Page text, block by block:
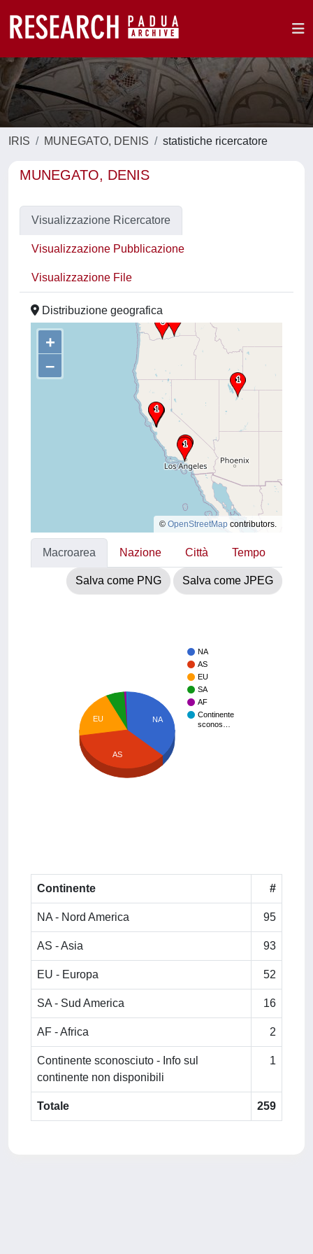
IRIS MUNEGATO, DENIS statistiche ricercatore
MUNEGATO, DENIS
Visualizzazione Ricercatore
Visualizzazione Pubblicazione
Visualizzazione File
Distribuzione geografica
+
–
© OpenStreetMap contributors.
Macroarea Nazione Città Tempo
Salva come PNG Salva come JPEG
NA
AS
EU
SA
AF
Continente
sconos…
NA
EU
AS
Continente #
NA - Nord America 95
AS - Asia 93
EU - Europa 52
SA - Sud America 16
AF - Africa 2
Continente sconosciuto - Info sul
continente non disponibili
1
Totale 259